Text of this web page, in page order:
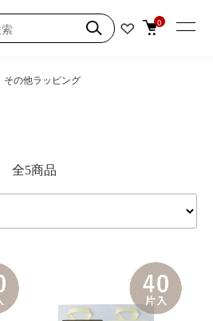
0
その他ラッピング
全5商品